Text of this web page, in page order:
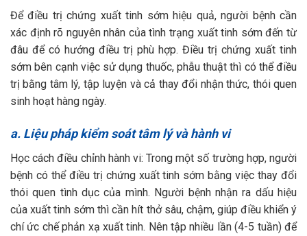
Để điều trị chứng xuất tinh sớm hiệu quả, người bệnh cần
xác định rõ nguyên nhân của tình trạng xuất tinh sớm đến từ
đâu để có hướng điều trị phù hợp. Điều trị chứng xuất tinh
sớm bên cạnh việc sử dụng thuốc, phẫu thuật thì có thể điều
trị bằng tâm lý, tập luyện và cả thay đổi nhận thức, thói quen
sinh hoạt hàng ngày.
a. Liệu pháp kiểm soát tâm lý và hành vi
Học cách điều chỉnh hành vi: Trong một số trường hợp, người
bệnh có thể điều trị chứng xuất tinh sớm bằng việc thay đổi
thói quen tình dục của mình. Người bệnh nhận ra dấu hiệu
của xuất tinh sớm thì cần hít thở sâu, chậm, giúp điều khiển ý
chí ức chế phản xạ xuất tinh. Nên tập nhiều lần (4-5 tuần) để